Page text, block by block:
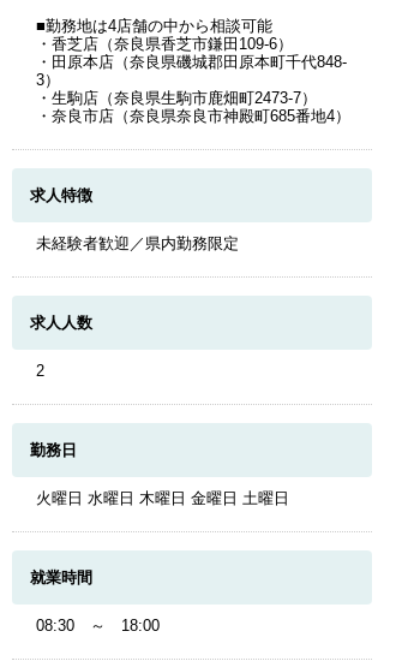
■勤務地は4店舗の中から相談可能
・香芝店（奈良県香芝市鎌田109-6）
・田原本店（奈良県磯城郡田原本町千代848-
3）
・生駒店（奈良県生駒市鹿畑町2473-7）
・奈良市店（奈良県奈良市神殿町685番地4）
求人特徴
未経験者歓迎／県内勤務限定
求人人数
2
勤務日
火曜日 水曜日 木曜日 金曜日 土曜日
就業時間
08:30 ～ 18:00